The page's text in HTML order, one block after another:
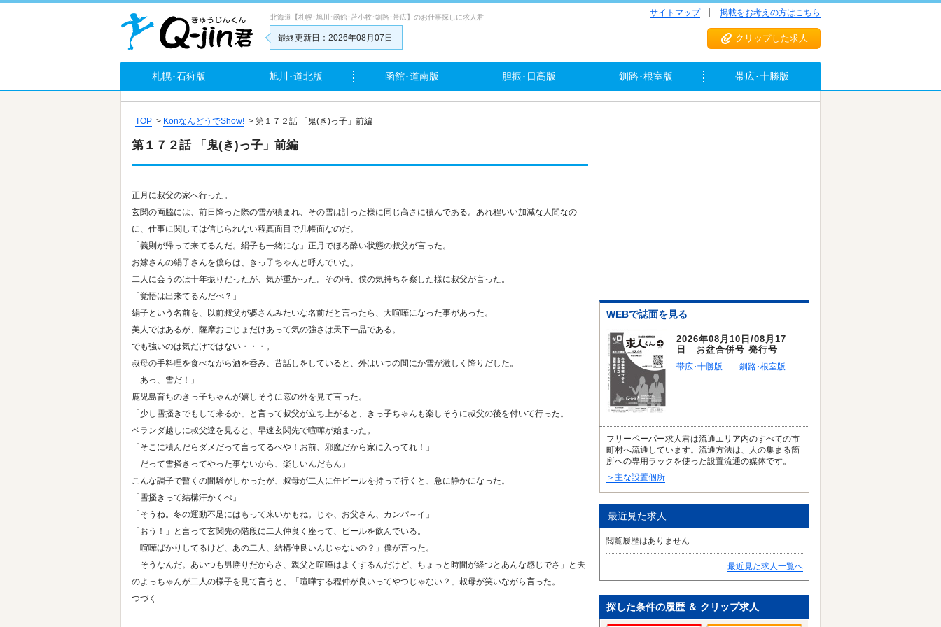
北海道【札幌･旭川･函館･苫小牧･釧路･帯広】のお仕事探しに求人君
最終更新日：2026年08月07日
サイトマップ 掲載をお考えの方はこちら
クリップした求人
札幌･石狩版 旭川･道北版 函館･道南版 胆振･日高版 釧路･根室版 帯広･十勝版
TOP > KonなんどうでShow! > 第１７２話 「鬼(き)っ子」前編
第１７２話 「鬼(き)っ子」前編
正月に叔父の家へ行った。
玄関の両脇には、前日降った際の雪が積まれ、その雪は計った様に同じ高さに積んである。あれ程いい加減な人間なの
に、仕事に関しては信じられない程真面目で几帳面なのだ。
「義則が帰って来てるんだ。絹子も一緒にな」正月でほろ酔い状態の叔父が言った。
お嫁さんの絹子さんを僕らは、きっ子ちゃんと呼んでいた。
二人に会うのは十年振りだったが、気が重かった。その時、僕の気持ちを察した様に叔父が言った。
「覚悟は出来てるんだべ？」
絹子という名前を、以前叔父が婆さんみたいな名前だと言ったら、大喧嘩になった事があった。
美人ではあるが、薩摩おごじょだけあって気の強さは天下一品である。
でも強いのは気だけではない・・・。
叔母の手料理を食べながら酒を呑み、昔話しをしていると、外はいつの間にか雪が激しく降りだした。
「あっ、雪だ！」
鹿児島育ちのきっ子ちゃんが嬉しそうに窓の外を見て言った。
「少し雪掻きでもして来るか」と言って叔父が立ち上がると、きっ子ちゃんも楽しそうに叔父の後を付いて行った。
ベランダ越しに叔父達を見ると、早速玄関先で喧嘩が始まった。
「そこに積んだらダメだって言ってるべや！お前、邪魔だから家に入ってれ！」
「だって雪掻きってやった事ないから、楽しいんだもん」
こんな調子で暫くの間騒がしかったが、叔母が二人に缶ビールを持って行くと、急に静かになった。
「雪掻きって結構汗かくべ」
「そうね。冬の運動不足にはもって来いかもね。じゃ、お父さん、カンパ～イ」
「おう！」と言って玄関先の階段に二人仲良く座って、ビールを飲んでいる。
「喧嘩ばかりしてるけど、あの二人、結構仲良いんじゃないの？」僕が言った。
「そうなんだ。あいつも男勝りだからさ、親父と喧嘩はよくするんだけど、ちょっと時間が経つとあんな感じでさ」と夫
のよっちゃんが二人の様子を見て言うと、「喧嘩する程仲が良いってやつじゃない？」叔母が笑いながら言った。
つづく
WEBで誌面を見る
2026年08月10日/08月17
日 お盆合併号 発行号
帯広･十勝版 釧路･根室版
フリーペーパー求人君は流通エリア内のすべての市
町村へ流通しています。流通方法は、人の集まる箇
所への専用ラックを使った設置流通の媒体です。
＞主な設置個所
最近見た求人
閲覧履歴はありません
最近見た求人一覧へ
探した条件の履歴 ＆ クリップ求人